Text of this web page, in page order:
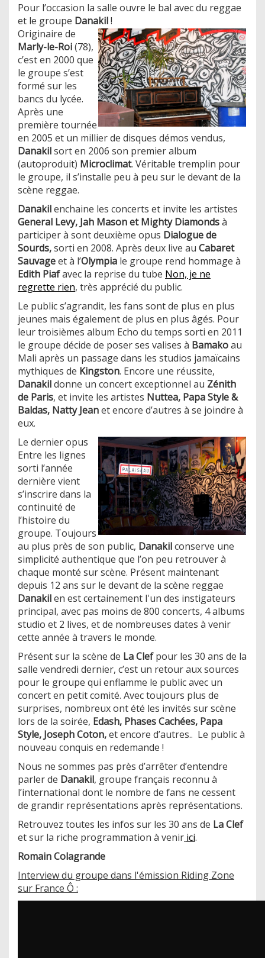
Pour l’occasion la salle ouvre le bal avec du reggae
et le groupe Danakil!
Originaire de
Marly-le-Roi(78),
c’est en 2000 que
le groupe s’est
formé sur les
bancs du lycée.
Après une
première tournée
en 2005 et un millier de disques démos vendus,
Danakilsort en 2006 son premier album
(autoproduit) Microclimat. Véritable tremplin pour
le groupe, il s’installe peu à peu sur le devant de la
scène reggae.
Danakilenchaine les concerts et invite les artistes
General Levy, Jah Mason et Mighty Diamondsà
participer à sont deuxième opus Dialogue de
Sourds,sorti en 2008. Après deux live au Cabaret
Sauvageet à l’Olympia le groupe rend hommage à
Edith Piafavec la reprise du tube Non, je ne
regrette rien, très apprécié du public.
Le public s’agrandit, les fans sont de plus en plus
jeunes mais également de plus en plus âgés. Pour
leur troisièmes album Echo du temps sorti en 2011
le groupe décide de poser ses valises à Bamakoau
Mali après un passage dans les studios jamaïcains
mythiques de Kingston. Encore une réussite,
Danakildonne un concert exceptionnel au Zénith
de Paris, et invite les artistes Nuttea, Papa Style &
Baldas, Natty Jeanet encore d’autres à se joindre à
eux.
Le dernier opus
Entre les lignes
sorti l’année
dernière vient
s’inscrire dans la
continuité de
l’histoire du
groupe. Toujours
au plus près de son public, Danakilconserve une
simplicité authentique que l’on peu retrouver à
chaque monté sur scène. Présent maintenant
depuis 12 ans sur le devant de la scène reggae
Danakilen est certainement l'un des instigateurs
principal, avec pas moins de 800 concerts, 4 albums
studio et 2 lives, et de nombreuses dates à venir
cette année à travers le monde.
Présent sur la scène de La Clefpour les 30 ans de la
salle vendredi dernier, c’est un retour aux sources
pour le groupe qui enflamme le public avec un
concert en petit comité. Avec toujours plus de
surprises, nombreux ont été les invités sur scène
lors de la soirée, Edash, Phases Cachées, Papa
Style, Joseph Coton,et encore d’autres.. Le public à
nouveau conquis en redemande !
Nous ne sommes pas près d’arrêter d’entendre
parler de Danakil, groupe français reconnu à
l’international dont le nombre de fans ne cessent
de grandir représentations après représentations.
Retrouvez toutes les infos sur les 30 ans de La Clef
et sur la riche programmation à venir ici.
Romain Colagrande
Interview du groupe dans l'émission Riding Zone
sur France Ô :